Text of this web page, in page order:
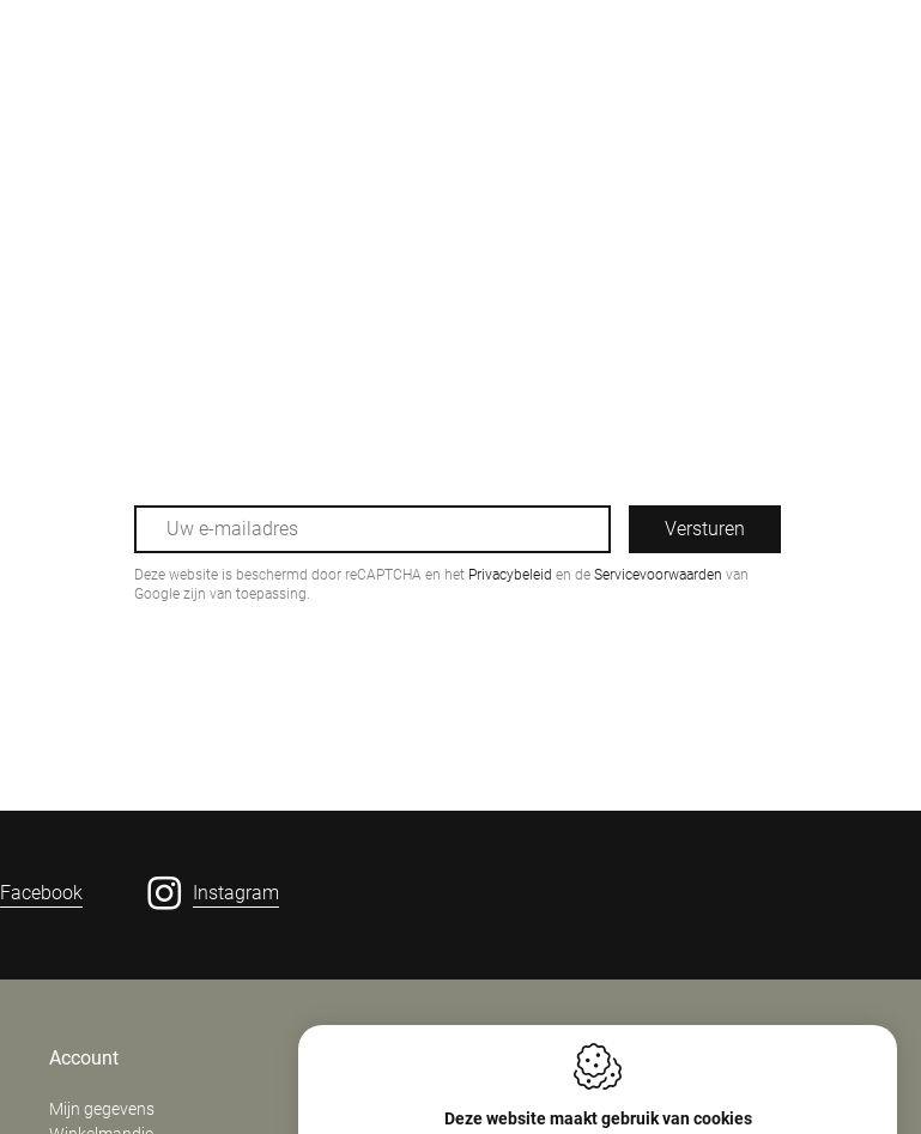
Versturen
Deze website is beschermd door reCAPTCHA en het Privacybeleid en de Servicevoorwaarden van
Google zijn van toepassing.
Facebook Instagram
Account
Mijn gegevens
E. Verfaillie Nv (Amphore)
Openingsuren
Maandag
08:00 - 18:00
Deze website maakt gebruik van cookies